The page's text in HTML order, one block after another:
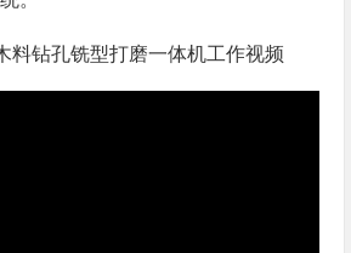
料钻孔铣型打磨一体机工作视频